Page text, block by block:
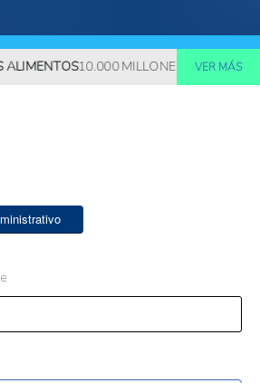
10.000 MILLONES DE PERSONAS
VER MÁS